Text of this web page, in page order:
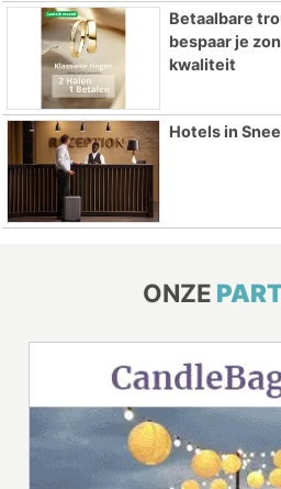
Betaalbare
bespaar je
kwaliteit
Hotels in
ONZE